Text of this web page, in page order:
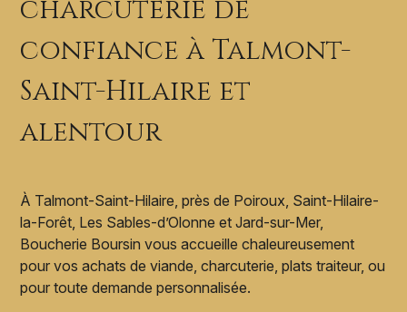
charcuterie de
confiance à Talmont-
Saint-Hilaire et
alentour
À Talmont-Saint-Hilaire, près de Poiroux, Saint-Hilaire-
la-Forêt, Les Sables-d’Olonne et Jard-sur-Mer,
Boucherie Boursin vous accueille chaleureusement
pour vos achats de viande, charcuterie, plats traiteur, ou
pour toute demande personnalisée.